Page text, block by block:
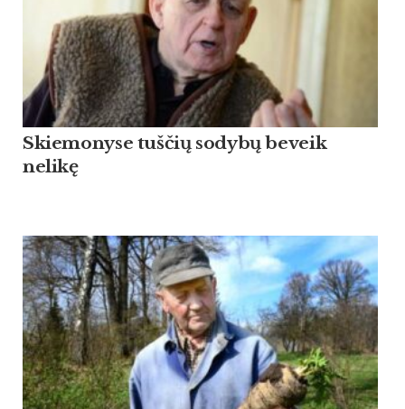
Skiemonyse tuščių sodybų beveik
nelikę